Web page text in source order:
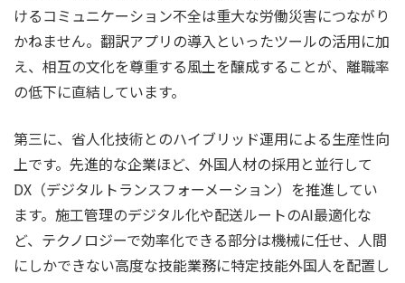
けるコミュニケーション不全は重大な労働災害につながり
かねません。翻訳アプリの導入といったツールの活用に加
え、相互の文化を尊重する風土を醸成することが、離職率
の低下に直結しています。
第三に、省人化技術とのハイブリッド運用による生産性向
上です。先進的な企業ほど、外国人材の採用と並行して
DX（デジタルトランスフォーメーション）を推進してい
ます。施工管理のデジタル化や配送ルートのAI最適化な
ど、テクノロジーで効率化できる部分は機械に任せ、人間
にしかできない高度な技能業務に特定技能外国人を配置し